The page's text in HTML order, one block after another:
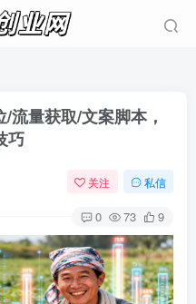
流量获取/文案脚本，
巧
关注 私信
0 73 9